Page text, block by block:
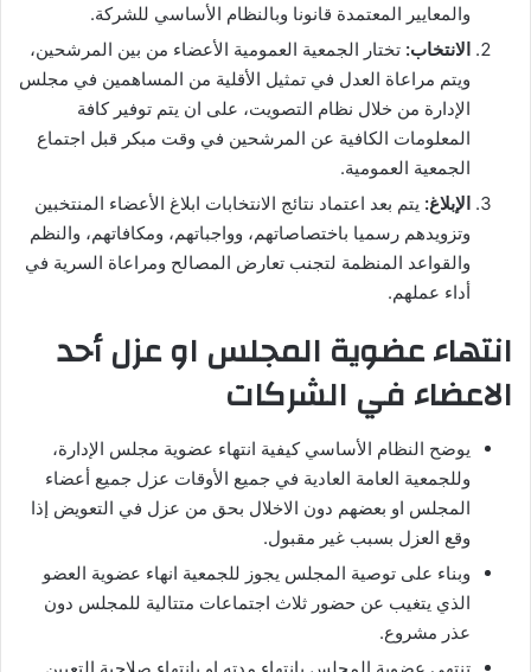
والمعايير المعتمدة قانونا وبالنظام الأساسي للشركة.
الانتخاب: تختار الجمعية العمومية الأعضاء من بين المرشحين،
ويتم مراعاة العدل في تمثيل الأقلية من المساهمين في مجلس
الإدارة من خلال نظام التصويت، على ان يتم توفير كافة
المعلومات الكافية عن المرشحين في وقت مبكر قبل اجتماع
الجمعية العمومية.
الإبلاغ: يتم بعد اعتماد نتائج الانتخابات ابلاغ الأعضاء المنتخبين
وتزويدهم رسميا باختصاصاتهم، وواجباتهم، ومكافاتهم، والنظم
والقواعد المنظمة لتجنب تعارض المصالح ومراعاة السرية في
أداء عملهم.
انتهاء عضوية المجلس او عزل أحد
الاعضاء في الشركات
يوضح النظام الأساسي كيفية انتهاء عضوية مجلس الإدارة،
وللجمعية العامة العادية في جميع الأوقات عزل جميع أعضاء
المجلس او بعضهم دون الاخلال بحق من عزل في التعويض إذا
وقع العزل بسبب غير مقبول.
وبناء على توصية المجلس يجوز للجمعية انهاء عضوية العضو
الذي يتغيب عن حضور ثلاث اجتماعات متتالية للمجلس دون
عذر مشروع.